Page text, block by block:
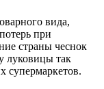
вида,
при
страны чеснок
луковицы так
супермаркетов.